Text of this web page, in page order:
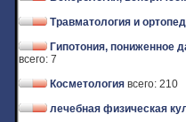
Травматология и
Гипотония, пониженное
всего: 7
Косметология всего: 210
лечебная физическая